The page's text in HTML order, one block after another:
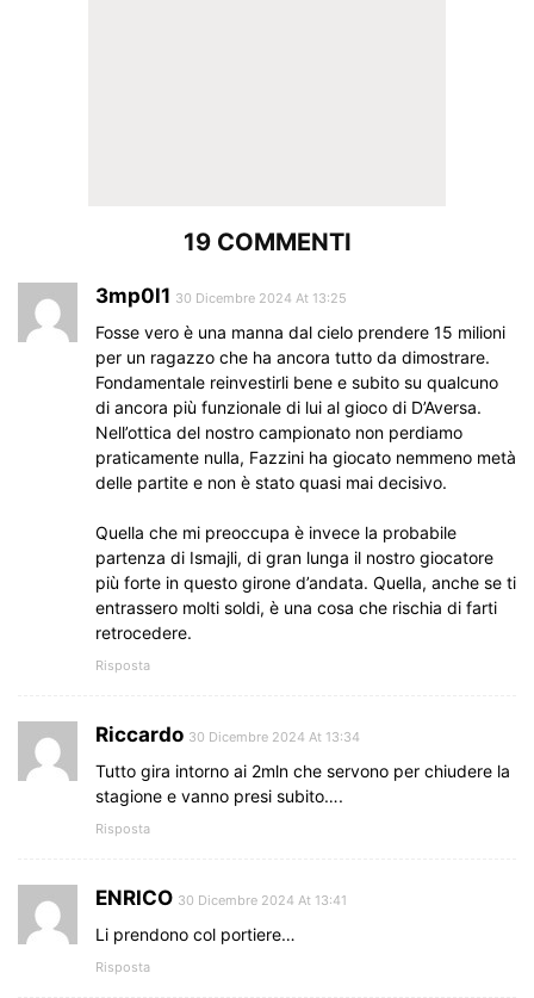
19 COMMENTI
3mp0l1 30 Dicembre 2024 At 13:25
Fosse vero è una manna dal cielo prendere 15 milioni
per un ragazzo che ha ancora tutto da dimostrare.
Fondamentale reinvestirli bene e subito su qualcuno
di ancora più funzionale di lui al gioco di D’Aversa.
Nell’ottica del nostro campionato non perdiamo
praticamente nulla, Fazzini ha giocato nemmeno metà
delle partite e non è stato quasi mai decisivo.
Quella che mi preoccupa è invece la probabile
partenza di Ismajli, di gran lunga il nostro giocatore
più forte in questo girone d’andata. Quella, anche se ti
entrassero molti soldi, è una cosa che rischia di farti
retrocedere.
Risposta
Riccardo 30 Dicembre 2024 At 13:34
Tutto gira intorno ai 2mln che servono per chiudere la
stagione e vanno presi subito….
Risposta
ENRICO 30 Dicembre 2024 At 13:41
Li prendono col portiere…
Risposta